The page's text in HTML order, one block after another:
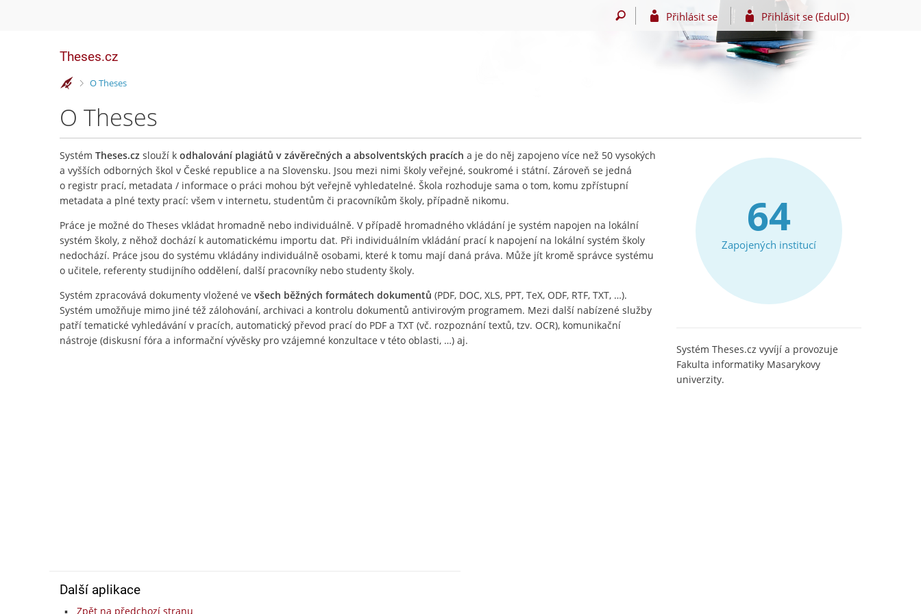
Přihlásit se Přihlásit se (EduID)
Theses.cz
>
O Theses
O Theses
Systém Theses.cz slouží k odhalování plagiátů v závěrečných a absolventských pracích a je do něj zapojeno více než 50 vysokých
a vyšších odborných škol v České republice a na Slovensku. Jsou mezi nimi školy veřejné, soukromé i státní. Zároveň se jedná
o registr prací, metadata / informace o práci mohou být veřejně vyhledatelné. Škola rozhoduje sama o tom, komu zpřístupní
metadata a plné texty prací: všem v internetu, studentům či pracovníkům školy, případně nikomu.
Práce je možné do Theses vkládat hromadně nebo individuálně. V případě hromadného vkládání je systém napojen na lokální
systém školy, z něhož dochází k automatickému importu dat. Při individuálním vkládání prací k napojení na lokální systém školy
nedochází. Práce jsou do systému vkládány individuálně osobami, které k tomu mají daná práva. Může jít kromě správce systému
o učitele, referenty studijního oddělení, další pracovníky nebo studenty školy.
Systém zpracovává dokumenty vložené ve všech běžných formátech dokumentů (PDF, DOC, XLS, PPT, TeX, ODF, RTF, TXT, …).
Systém umožňuje mimo jiné též zálohování, archivaci a kontrolu dokumentů antivirovým programem. Mezi další nabízené služby
patří tematické vyhledávání v pracích, automatický převod prací do PDF a TXT (vč. rozpoznání textů, tzv. OCR), komunikační
nástroje (diskusní fóra a informační vývěsky pro vzájemné konzultace v této oblasti, …) aj.
64
Zapojených institucí
Systém Theses.cz vyvíjí a provozuje
Fakulta informatiky Masarykovy
univerzity.
Další aplikace
Zpět na předchozí stranu